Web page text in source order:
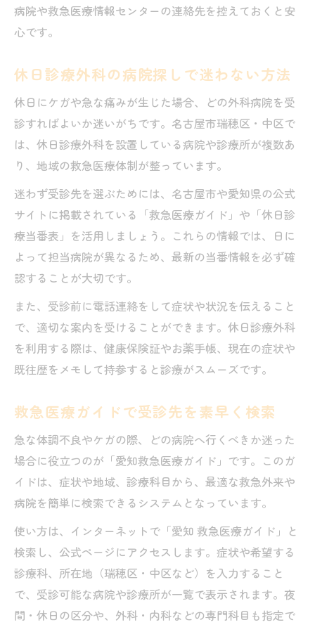
病院や救急医療情報センターの連絡先を控えておくと安
心です。
休日診療外科の病院探しで迷わない方法
休日にケガや急な痛みが生じた場合、どの外科病院を受
診すればよいか迷いがちです。名古屋市瑞穂区・中区で
は、休日診療外科を設置している病院や診療所が複数あ
り、地域の救急医療体制が整っています。
迷わず受診先を選ぶためには、名古屋市や愛知県の公式
サイトに掲載されている「救急医療ガイド」や「休日診
療当番表」を活用しましょう。これらの情報では、日に
よって担当病院が異なるため、最新の当番情報を必ず確
認することが大切です。
また、受診前に電話連絡をして症状や状況を伝えること
で、適切な案内を受けることができます。休日診療外科
を利用する際は、健康保険証やお薬手帳、現在の症状や
既往歴をメモして持参すると診療がスムーズです。
救急医療ガイドで受診先を素早く検索
急な体調不良やケガの際、どの病院へ行くべきか迷った
場合に役立つのが「愛知救急医療ガイド」です。このガ
イドは、症状や地域、診療科目から、最適な救急外来や
病院を簡単に検索できるシステムとなっています。
使い方は、インターネットで「愛知 救急医療ガイド」と
検索し、公式ページにアクセスします。症状や希望する
診療科、所在地（瑞穂区・中区など）を入力すること
で、受診可能な病院や診療所が一覧で表示されます。夜
間・休日の区分や、外科・内科などの専門科目も指定で